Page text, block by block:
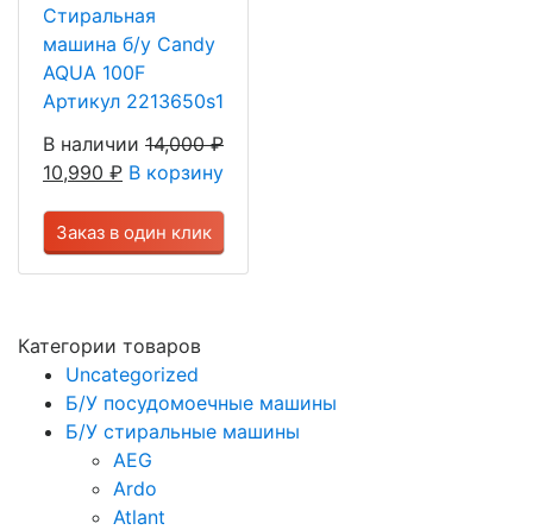
Стиральная
машина б/у Candy
AQUA 100F
Артикул 2213650s1
В наличии 14,000₽
10,990 ₽ В корзину
Заказ в один клик
Категории товаров
Uncategorized
Б/У посудомоечные машины
Б/У стиральные машины
AEG
Ardo
Atlant